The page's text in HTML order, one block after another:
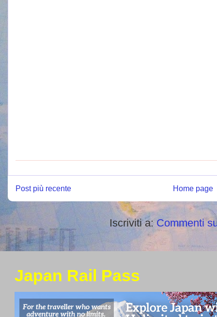
Post più recente Home page
Iscriviti a: Commenti
Japan Rail Pass